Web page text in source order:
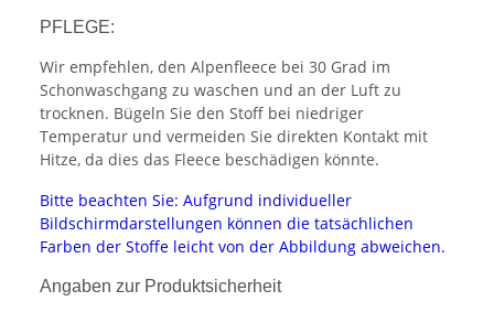
PFLEGE:
Wir empfehlen, den Alpenfleece bei 30 Grad im
Schonwaschgang zu waschen und an der Luft zu
trocknen. Bügeln Sie den Stoff bei niedriger
Temperatur und vermeiden Sie direkten Kontakt mit
Hitze, da dies das Fleece beschädigen könnte.
Bitte beachten Sie: Aufgrund individueller
Bildschirmdarstellungen können die tatsächlichen
Farben der Stoffe leicht von der Abbildung abweichen.
Angaben zur Produktsicherheit